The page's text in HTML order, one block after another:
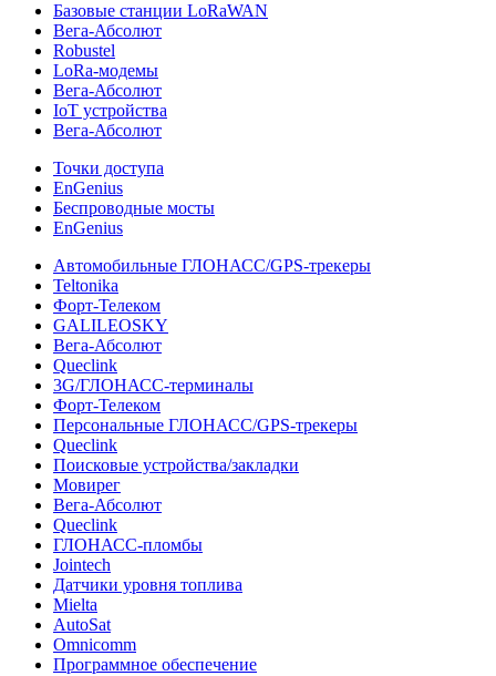
Базовые станции LoRaWAN
Вега-Абсолют
Robustel
LoRa-модемы
Вега-Абсолют
IoT устройства
Вега-Абсолют
Точки доступа
EnGenius
Беспроводные мосты
EnGenius
Автомобильные ГЛОНАСС/GPS-трекеры
Teltonika
Форт-Телеком
GALILEOSKY
Вега-Абсолют
Queclink
3G/ГЛОНАСС-терминалы
Форт-Телеком
Персональные ГЛОНАСС/GPS-трекеры
Queclink
Поисковые устройства/закладки
Мовирег
Вега-Абсолют
Queclink
ГЛОНАСС-пломбы
Jointech
Датчики уровня топлива
Mielta
AutoSat
Omnicomm
Программное обеспечение